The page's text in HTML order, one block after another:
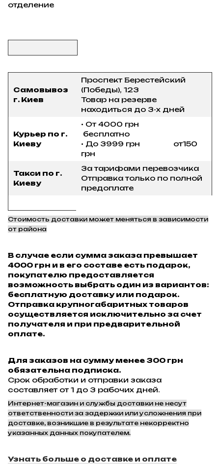
отделение
Самовывоз
г. Киев
Проспект Берестейский
(Победы), 123
Товар на резерве
находиться до 3-х дней
Курьер по г.
Киеву
• От 4000 грн
бесплатно
• До 3999 грн от150
грн
Такси по г.
Киеву
За тарифами перевозчика
Отправка только по полной
предоплате
Стоимость доставки может меняться в зависимости
от района
В случае если сумма заказа превышает
4000 грн и в его составе есть подарок,
покупателю предоставляется
возможность выбрать один из вариантов:
бесплатную доставку или подарок.
Отправка крупногабаритных товаров
осуществляется исключительно за счет
получателя и при предварительной
оплате.
Для заказов на сумму менее 300 грн
обязательна подписка.
Срок обработки и отправки заказа
составляет от 1 до 3 рабочих дней.
Интернет-магазин и службы доставки не несут
ответственности за задержки или усложнения при
доставке, возникшие в результате некорректно
указанных данных покупателем.
Узнать больше о доставке и оплате